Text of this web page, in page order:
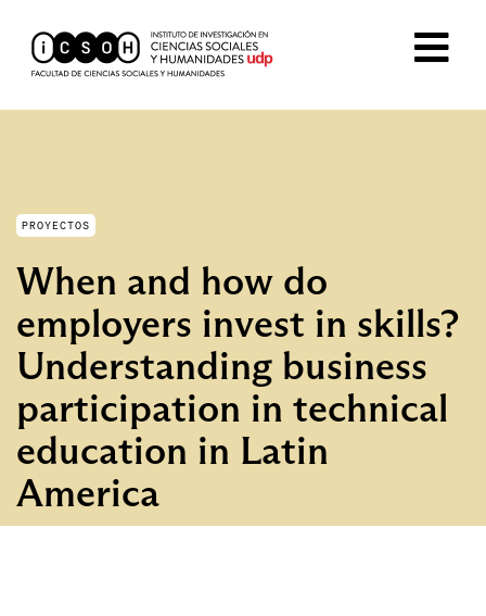
PROYECTOS
When and how do
employers invest in skills?
Understanding business
participation in technical
education in Latin
America